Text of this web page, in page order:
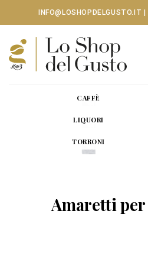
INFO@LOSHOPDELGUSTO.IT |
CAFFÈ
LIQUORI
TORRONI
Amaretti per